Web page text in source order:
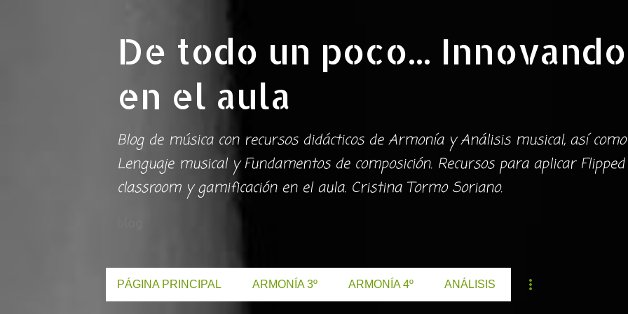
De todo un poco... Innovando
en el aula
Blog de música con recursos didácticos de Armonía y Análisis musical, así
Lenguaje musical y Fundamentos de composición. Recursos para aplicar Flipped
classroom y gamificación en el aula. Cristina Tormo Soriano.
PÁGINA PRINCIPAL ARMONÍA 3º ARMONÍA 4º ANÁLISIS